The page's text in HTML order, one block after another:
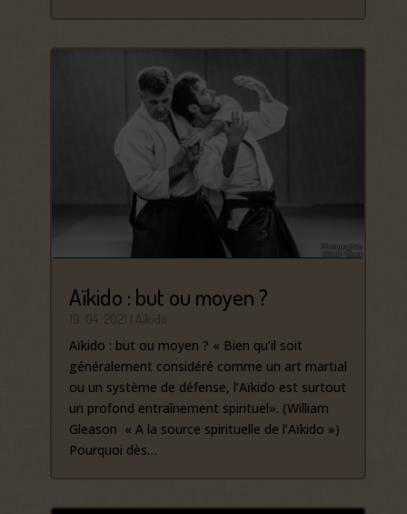
Aïkido : but ou moyen ?
Aïkido : but ou moyen ? « Bien qu’il soit
généralement considéré comme un art martial
ou un système de défense, l’Aïkido est surtout
un profond entraînement spirituel». (William
Gleason « A la source spirituelle de l’Aïkido »)
Pourquoi dès…